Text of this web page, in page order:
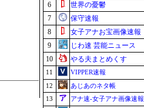
6
世界の憂鬱
7
保守速報
8
女子アナお宝画像速報
9
じわ速 芸能ニュース
10
やる夫まとめくす
11
VIPPER速報
12
あじあのネタ帳
13
アナ速‐女子アナ画像速報